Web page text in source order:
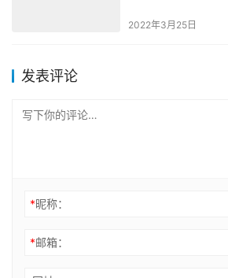
2022年3月25日
发表评论
*昵称：
*邮箱：